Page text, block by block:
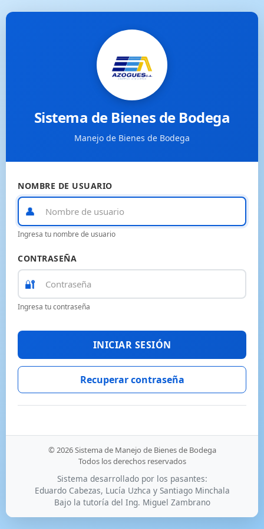
Sistema de Bienes de Bodega
Manejo de Bienes de Bodega
NOMBRE DE USUARIO
👤
Ingresa tu nombre de usuario
CONTRASEÑA
🔐
Ingresa tu contraseña
INICIAR SESIÓN
Recuperar contraseña
© 2026 Sistema de Manejo de Bienes de Bodega
Todos los derechos reservados
Sistema desarrollado por los pasantes:
Eduardo Cabezas, Lucía Uzhca y Santiago Minchala
Bajo la tutoría del Ing. Miguel Zambrano